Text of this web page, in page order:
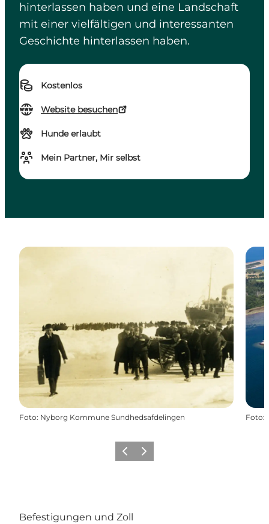
hinterlassen haben und eine Landschaft
mit einer vielfältigen und interessanten
Geschichte hinterlassen haben.
Kostenlos
Website besuchen
Hunde erlaubt
Mein Partner, Mir selbst
Foto: Nyborg Kommune Sundhedsafdelingen Foto:
ZurückWeiter
Befestigungen und Zoll